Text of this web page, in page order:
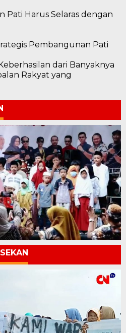
Pati Harus Selaras dengan
Pembangunan Pati
dari Banyaknya
Rakyat yang